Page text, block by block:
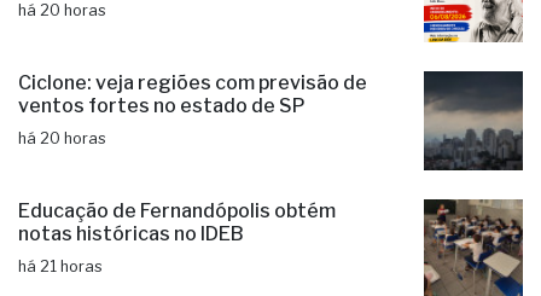
há 20 horas
Ciclone: veja regiões com previsão de
ventos fortes no estado de SP
há 20 horas
Educação de Fernandópolis obtém
notas históricas no IDEB
há 21 horas